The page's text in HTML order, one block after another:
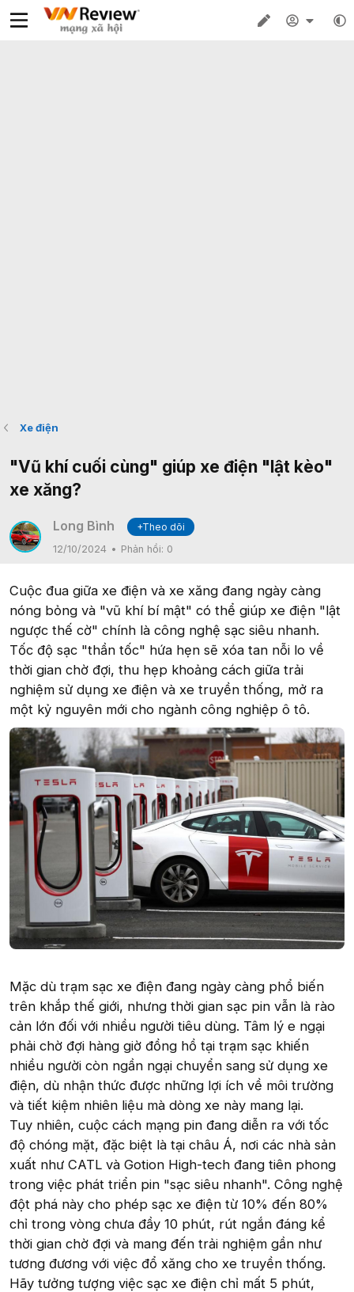
Xe điện
"Vũ khí cuối cùng" giúp xe điện "lật kèo"
xe xăng?
Long Bình
+Theo dõi
12/10/2024
Phản hồi: 0
Cuộc đua giữa xe điện và xe xăng đang ngày càng
nóng bỏng và "vũ khí bí mật" có thể giúp xe điện "lật
ngược thế cờ" chính là công nghệ sạc siêu nhanh.
Tốc độ sạc "thần tốc" hứa hẹn sẽ xóa tan nỗi lo về
thời gian chờ đợi, thu hẹp khoảng cách giữa trải
nghiệm sử dụng xe điện và xe truyền thống, mở ra
một kỷ nguyên mới cho ngành công nghiệp ô tô.
Mặc dù trạm sạc xe điện đang ngày càng phổ biến
trên khắp thế giới, nhưng thời gian sạc pin vẫn là rào
cản lớn đối với nhiều người tiêu dùng. Tâm lý e ngại
phải chờ đợi hàng giờ đồng hồ tại trạm sạc khiến
nhiều người còn ngần ngại chuyển sang sử dụng xe
điện, dù nhận thức được những lợi ích về môi trường
và tiết kiệm nhiên liệu mà dòng xe này mang lại.
Tuy nhiên, cuộc cách mạng pin đang diễn ra với tốc
độ chóng mặt, đặc biệt là tại châu Á, nơi các nhà sản
xuất như CATL và Gotion High-tech đang tiên phong
trong việc phát triển pin "sạc siêu nhanh". Công nghệ
đột phá này cho phép sạc xe điện từ 10% đến 80%
chỉ trong vòng chưa đầy 10 phút, rút ngắn đáng kể
thời gian chờ đợi và mang đến trải nghiệm gần như
tương đương với việc đổ xăng cho xe truyền thống.
Hãy tưởng tượng việc sạc xe điện chỉ mất 5 phút,